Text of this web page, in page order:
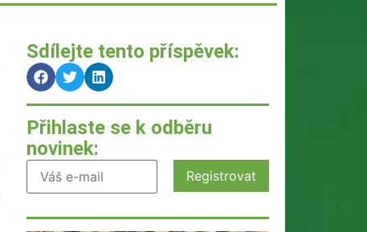
Sdílejte tento příspěvek:
Přihlaste se k odběru
novinek: